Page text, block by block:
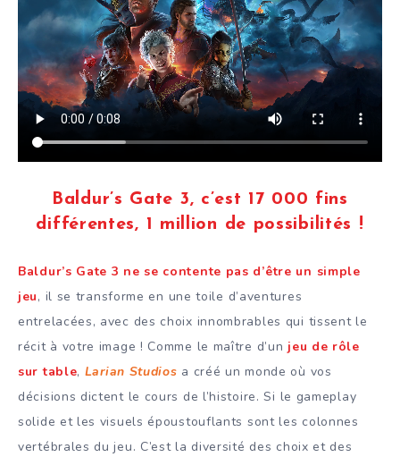
Baldur’s Gate 3, c’est 17 000 fins
différentes, 1 million de possibilités !
Baldur’s Gate 3 ne se contente pas d’être un simple
jeu, il se transforme en une toile d’aventures
entrelacées, avec des choix innombrables qui tissent le
récit à votre image ! Comme le maître d’un jeu de rôle
sur table, Larian Studios a créé un monde où vos
décisions dictent le cours de l’histoire. Si le gameplay
solide et les visuels époustouflants sont les colonnes
vertébrales du jeu. C’est la diversité des choix et des